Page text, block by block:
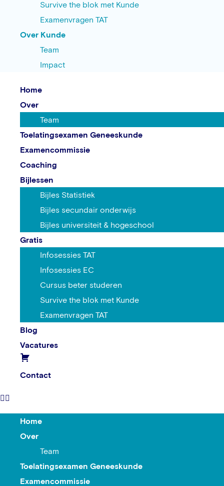
Survive the blok met Kunde
Examenvragen TAT
Over Kunde
Team
Impact
Home
Over
Team
Toelatingsexamen Geneeskunde
Examencommissie
Coaching
Bijlessen
Bijles Statistiek
Bijles secundair onderwijs
Bijles universiteit & hogeschool
Gratis
Infosessies TAT
Infosessies EC
Cursus beter studeren
Survive the blok met Kunde
Examenvragen TAT
Blog
Vacatures
Contact
Home
Over
Team
Toelatingsexamen Geneeskunde
Examencommissie